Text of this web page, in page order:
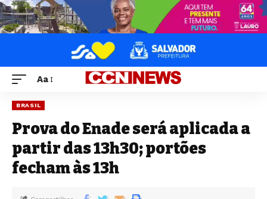
Aa
BRASIL
Prova do Enade será aplicada a
partir das 13h30; portões
fecham às 13h